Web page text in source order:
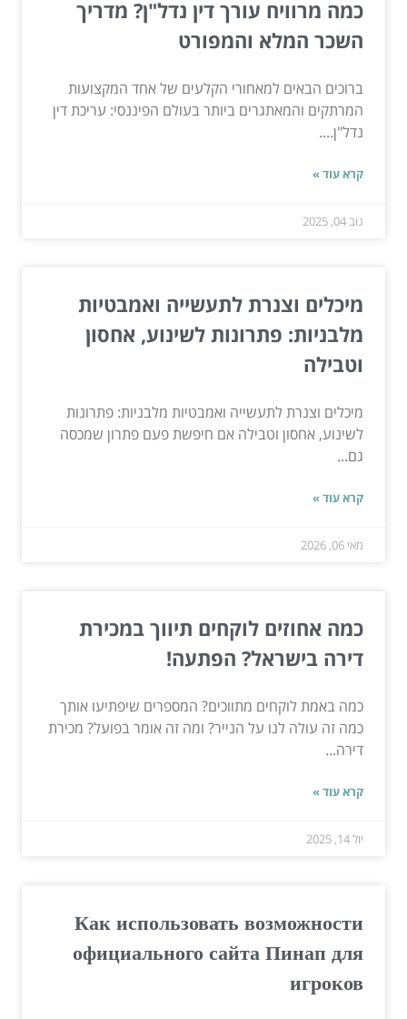
כמה מרוויח עורך דין נדל"ן? מדריך
השכר המלא והמפורט
ברוכים הבאים למאחורי הקלעים של אחד המקצועות
המרתקים והמאתגרים ביותר בעולם הפיננסי: עריכת דין
נדל"ן....
קרא עוד »
נוב 04, 2025
מיכלים וצנרת לתעשייה ואמבטיות
מלבניות: פתרונות לשינוע, אחסון
וטבילה
מיכלים וצנרת לתעשייה ואמבטיות מלבניות: פתרונות
לשינוע, אחסון וטבילה אם חיפשת פעם פתרון שמכסה
גם...
קרא עוד »
מאי 06, 2026
כמה אחוזים לוקחים תיווך במכירת
דירה בישראל? הפתעה!
כמה באמת לוקחים מתווכים? המספרים שיפתיעו אותך
כמה זה עולה לנו על הנייר? ומה זה אומר בפועל? מכירת
דירה...
קרא עוד »
יול 14, 2025
Как использовать возможности
официального сайта Пинап для
игроков